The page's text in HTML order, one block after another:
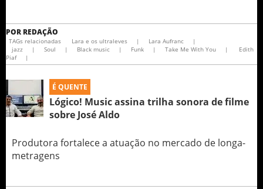
POR REDAÇÃO
TAGs relacionadas Lara e os ultraleves | Lara Aufranc
|
jazz
| Soul | Black music | Funk | Take Me With You |
Edith
Piaf
|
É QUENTE
Lógico! Music assina trilha sonora de filme
sobre José Aldo
Produtora fortalece a atuação no mercado de longa-
metragens